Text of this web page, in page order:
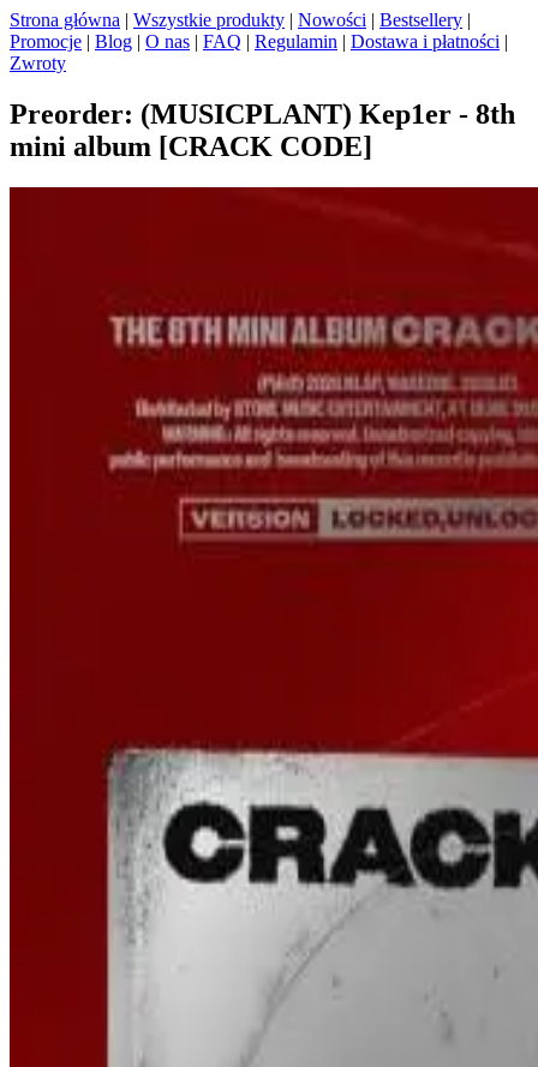
Strona główna | Wszystkie produkty | Nowości | Bestsellery |
Promocje | Blog | O nas | FAQ | Regulamin | Dostawa i płatności |
Zwroty
Preorder: (MUSICPLANT) Kep1er - 8th
mini album [CRACK CODE]